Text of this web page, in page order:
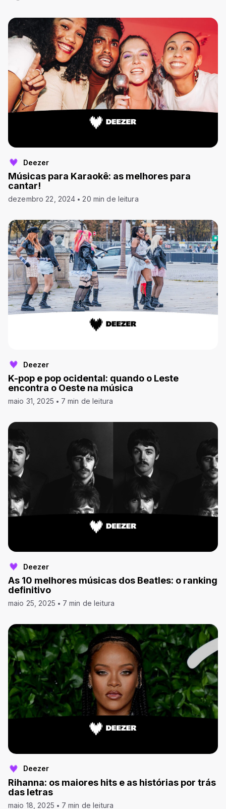
Deezer
Músicas para Karaokê: as melhores para
cantar!
dezembro 22, 2024 20 min de leitura
Deezer
K-pop e pop ocidental: quando o Leste
encontra o Oeste na música
maio 31, 2025 7 min de leitura
Deezer
As 10 melhores músicas dos Beatles: o ranking
definitivo
maio 25, 2025 7 min de leitura
Deezer
Rihanna: os maiores hits e as histórias por trás
das letras
maio 18, 2025 7 min de leitura